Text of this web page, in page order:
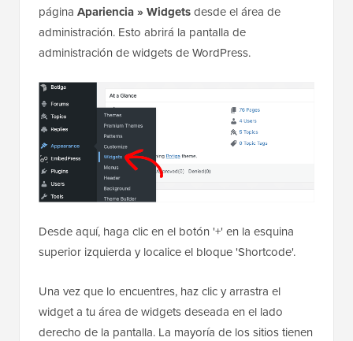
página Apariencia » Widgetsdesde el área de
administración. Esto abrirá la pantalla de
administración de widgets de WordPress.
Desde aquí, haga clic en el botón '+' en la esquina
superior izquierda y localice el bloque 'Shortcode'.
Una vez que lo encuentres, haz clic y arrastra el
widget a tu área de widgets deseada en el lado
derecho de la pantalla. La mayoría de los sitios tienen